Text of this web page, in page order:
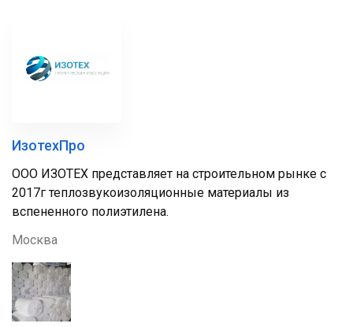
ИзотехПро
ООО ИЗОТЕХ представляет на строительном рынке с
2017г теплозвукоизоляционные материалы из
вспененного полиэтилена.
Москва